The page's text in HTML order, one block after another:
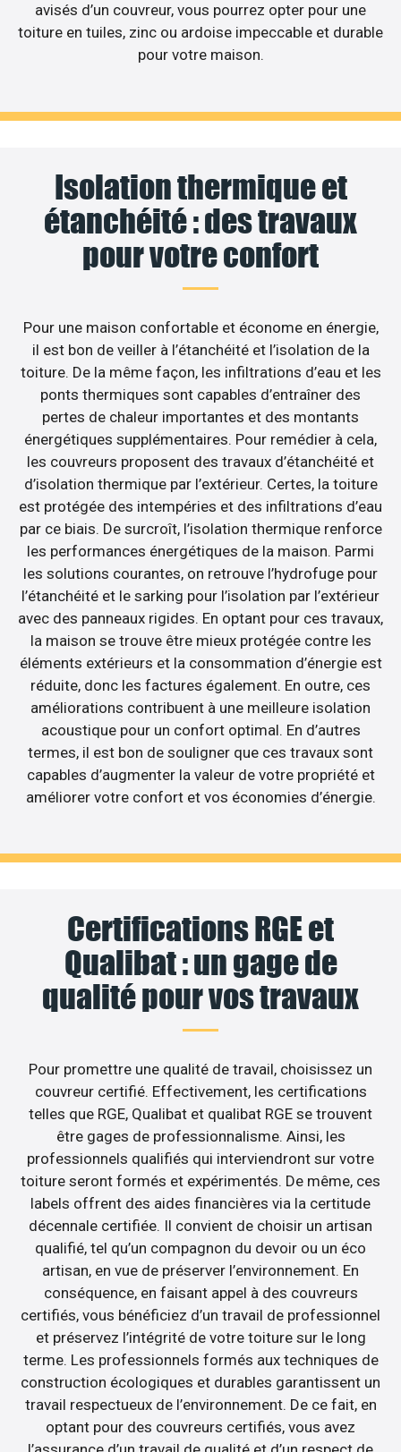
avisés d’un couvreur, vous pourrez opter pour une
toiture en tuiles, zinc ou ardoise impeccable et durable
pour votre maison.
Isolation thermique et
étanchéité : des travaux
pour votre confort
Pour une maison confortable et économe en énergie,
il est bon de veiller à l’étanchéité et l’isolation de la
toiture. De la même façon, les infiltrations d’eau et les
ponts thermiques sont capables d’entraîner des
pertes de chaleur importantes et des montants
énergétiques supplémentaires. Pour remédier à cela,
les couvreurs proposent des travaux d’étanchéité et
d’isolation thermique par l’extérieur. Certes, la toiture
est protégée des intempéries et des infiltrations d’eau
par ce biais. De surcroît, l’isolation thermique renforce
les performances énergétiques de la maison. Parmi
les solutions courantes, on retrouve l’hydrofuge pour
l’étanchéité et le sarking pour l’isolation par l’extérieur
avec des panneaux rigides. En optant pour ces travaux,
la maison se trouve être mieux protégée contre les
éléments extérieurs et la consommation d’énergie est
réduite, donc les factures également. En outre, ces
améliorations contribuent à une meilleure isolation
acoustique pour un confort optimal. En d’autres
termes, il est bon de souligner que ces travaux sont
capables d’augmenter la valeur de votre propriété et
améliorer votre confort et vos économies d’énergie.
Certifications RGE et
Qualibat : un gage de
qualité pour vos travaux
Pour promettre une qualité de travail, choisissez un
couvreur certifié. Effectivement, les certifications
telles que RGE, Qualibat et qualibat RGE se trouvent
être gages de professionnalisme. Ainsi, les
professionnels qualifiés qui interviendront sur votre
toiture seront formés et expérimentés. De même, ces
labels offrent des aides financières via la certitude
décennale certifiée. Il convient de choisir un artisan
qualifié, tel qu’un compagnon du devoir ou un éco
artisan, en vue de préserver l’environnement. En
conséquence, en faisant appel à des couvreurs
certifiés, vous bénéficiez d’un travail de professionnel
et préservez l’intégrité de votre toiture sur le long
terme. Les professionnels formés aux techniques de
construction écologiques et durables garantissent un
travail respectueux de l’environnement. De ce fait, en
optant pour des couvreurs certifiés, vous avez